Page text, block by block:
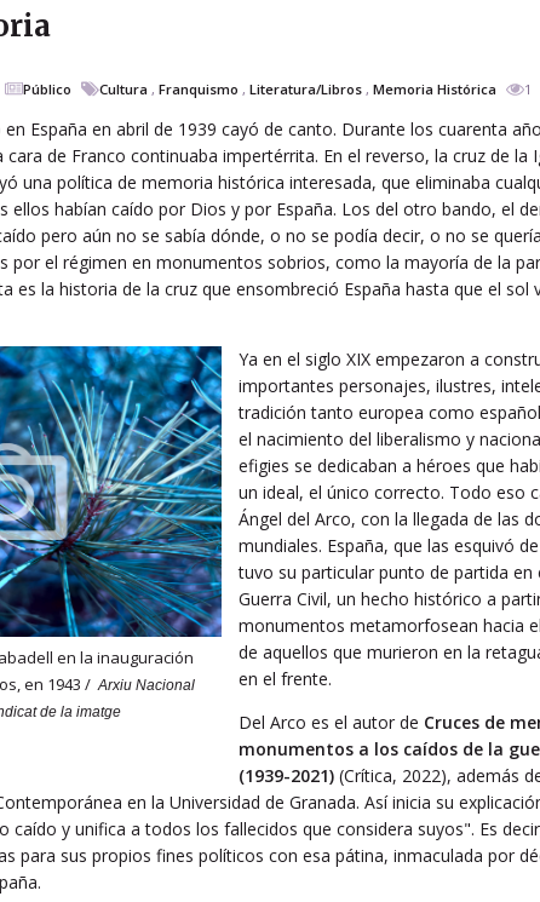
Público Cultura , Franquismo , Literatura/Libros, Memoria Histórica 1
España en abril de 1939 cayó de canto. Durante los cuarenta
cara de Franco continuaba impertérrita. En el reverso, la cruz de la
una política de memoria histórica interesada, que eliminaba
ellos habían caído por Dios y por España. Los del otro bando, el
pero aún no se sabía dónde, o no se podía decir, o no se
por el régimen en monumentos sobrios, como la mayoría de la
es la historia de la cruz que ensombreció España hasta que el sol
en la inauguración
en 1943 / Arxiu Nacional
de la imatge
Ya en el siglo XIX empezaron a
importantes personajes, ilustres,
tradición tanto europea como
el nacimiento del liberalismo y
efigies se dedicaban a héroes que
un ideal, el único correcto. Todo eso
Ángel del Arco, con la llegada de las
mundiales. España, que las esquivó
tuvo su particular punto de partida en
Guerra Civil, un hecho histórico a
monumentos metamorfosean hacia
de aquellos que murieron en la
en el frente.
Del Arco es el autor de Cruces de
monumentos a los caídos de la
(1939-2021) (Crítica, 2022), además
en la Universidad de Granada. Así inicia su
caído y unifica a todos los fallecidos que considera suyos". Es
para sus propios fines políticos con esa pátina, inmaculada por